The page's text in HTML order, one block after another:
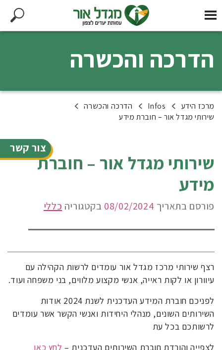
צור קשר
הדרכה והכשרה
מרכז הידע Infos
הדרכה והכשרה
שירותי מגדל אור – חוברת מידע
שירותי מגדל אור – חוברת
מידע
פורסם בתאריך 08/02/2024 בקטגוריה כללי
רצף שירותי מרכז מגדל אור עומדים לרשות הקהילה עם
עיוורון או לקות ראייה, אנשי מקצוע מלווים, בני משפחה ועוד.
לפניכם חוברת המידע העדכנית לשנת 2024 אודות
השירותים השונים, מנהלי היחידות ואנשי הקשר אשר עומדים
לרשותכם בכל עת
לצפייה והורדת חוברת השירותים העדכנית – לחץ כאן